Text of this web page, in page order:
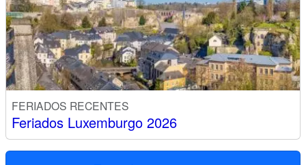
FERIADOS RECENTES
Feriados Luxemburgo 2026